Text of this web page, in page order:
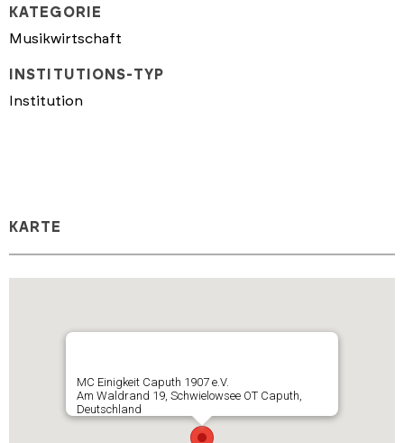
KATEGORIE
Musikwirtschaft
INSTITUTIONS-TYP
Institution
KARTE
MC Einigkeit Caputh 1907 e.V.
Am Waldrand 19, Schwielowsee OT Caputh,
Deutschland